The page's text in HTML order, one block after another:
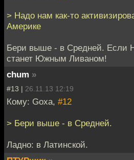
> Надо нам как-то
Америке
Бери выше - в Средней. Если
станет Южным Ливаном!
chum »
#13 | 26.11.13 12:19
Кому: Goxa, #12
> Бери выше - в Средней.
Ладно: в Латинской.